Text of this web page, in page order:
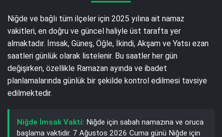
Niğde ve bağlı tüm ilçeler için 2025 yılına ait namaz
vakitleri, en doğru ve güncel haliyle üst tarafta yer
almaktadır. İmsak, Güneş, Öğle, İkindi, Akşam ve Yatsı ezan
saatleri günlük olarak listelenir. Bu saatler her gün
değişirken, özellikle Ramazan ayında ve ibadet
planlamalarında günlük bir şekilde kontrol edilmesi tavsiye
edilmektedir.
Niğde İmsak Vakti: Niğde için sabah namazına ve oruca
başlama vaktidir. 7 Ağustos 2026 Cuma günü Niğde için